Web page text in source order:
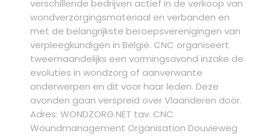
verschillende bedrijven actief in de verkoop van
wondverzorgingsmateriaal en verbanden en
met de belangrijkste beroepsverenigingen van
verpleegkundigen in België. CNC organiseert
tweemaandelijks een vormingsavond inzake de
evoluties in wondzorg of aanverwante
onderwerpen en dit voor haar leden. Deze
avonden gaan verspreid over Vlaanderen door.
Adres: WONDZORG.NET tav. CNC
Woundmanagement Organisation Douvieweg